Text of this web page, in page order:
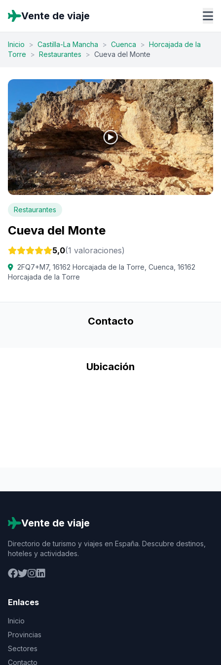
Vente de viaje
Inicio > Castilla-La Mancha > Cuenca > Horcajada de la
Torre
> Restaurantes > Cueva del Monte
Restaurantes
Cueva del Monte
5,0(1 valoraciones)
2FQ7+M7, 16162 Horcajada de la Torre, Cuenca, 16162
Horcajada de la Torre
Contacto
Ubicación
Vente de viaje
Directorio de turismo y viajes en España. Descubre destinos,
hoteles y actividades.
Enlaces
Inicio
Provincias
Sectores
Contacto